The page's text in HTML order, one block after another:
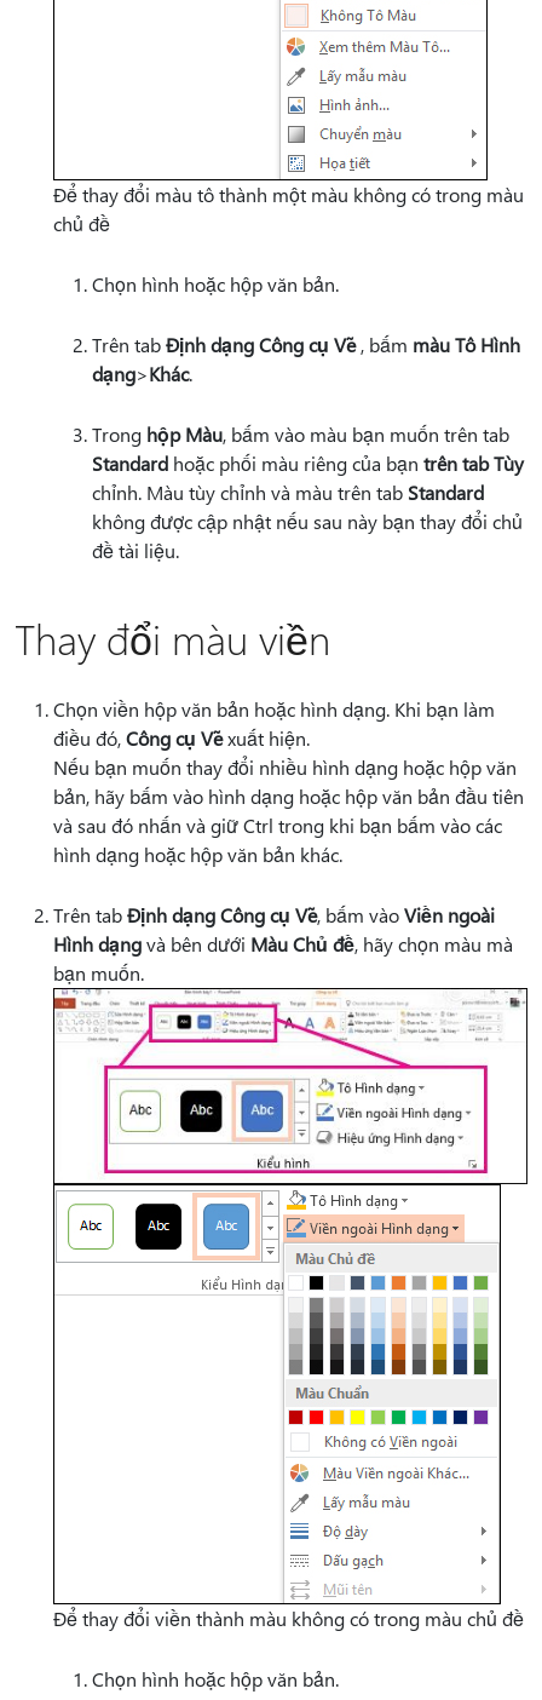
Để thay đổi màu tô thành một màu không có trong màu
chủ đề
Chọn hình hoặc hộp văn bản.
Trên tabĐịnh dạng Công cụ Vẽ, bấm màu Tô Hình
dạng>Khác.
Trong hộp Màu, bấm vào màu bạn muốn trên tab
Standard hoặc phối màu riêng của bạn trên tab Tùy
chỉnh. Màu tùy chỉnh và màu trên tab Standard
không được cập nhật nếu sau này bạn thay đổi chủ
đề tài liệu.
Thay đổi màu viền
Chọn viền hộp văn bản hoặc hình dạng. Khi bạn làm
điều đó,Công cụ Vẽxuất hiện.
Nếu bạn muốn thay đổi nhiều hình dạng hoặc hộp văn
bản, hãy bấm vào hình dạng hoặc hộp văn bản đầu tiên
và sau đó nhấn và giữ Ctrl trong khi bạn bấm vào các
hình dạng hoặc hộp văn bản khác.
Trên tabĐịnh dạng Công cụ Vẽ, bấm vàoViền ngoài
Hình dạngvà bên dưới Màu Chủ đề, hãy chọn màu mà
bạn muốn.
Để thay đổi viền thành màu không có trong màu chủ đề
Chọn hình hoặc hộp văn bản.